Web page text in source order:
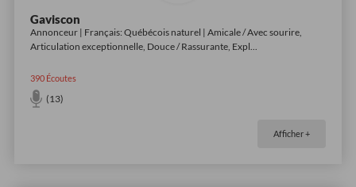
Gaviscon
Annonceur | Français: Québécois naturel | Amicale / Avec sourire,
Articulation exceptionnelle, Douce / Rassurante, Expl
390Écoutes
(13)
Afficher +